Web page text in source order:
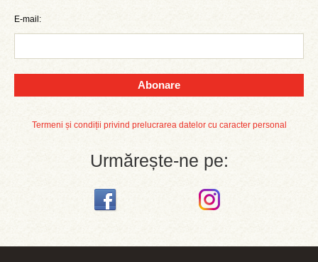
E-mail:
Abonare
Termeni și condiții privind prelucrarea datelor cu caracter personal
Urmărește-ne pe: